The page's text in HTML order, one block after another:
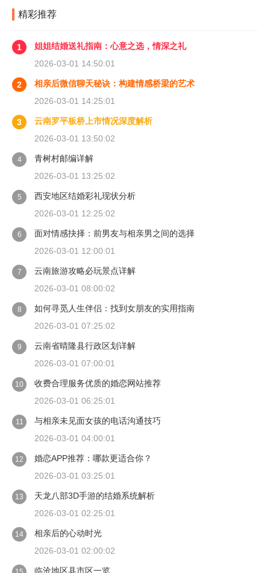
精彩推荐
1
姐姐结婚送礼指南：心意之选，情深之礼
2026-03-01 14:50:01
2
相亲后微信聊天秘诀：构建情感桥梁的艺术
2026-03-01 14:25:01
3
云南罗平板桥上市情况深度解析
2026-03-01 13:50:02
4
青树村邮编详解
2026-03-01 13:25:02
5
西安地区结婚彩礼现状分析
2026-03-01 12:25:02
6
面对情感抉择：前男友与相亲男之间的选择
2026-03-01 12:00:01
7
云南旅游攻略必玩景点详解
2026-03-01 08:00:02
8
如何寻觅人生伴侣：找到女朋友的实用指南
2026-03-01 07:25:02
9
云南省晴隆县行政区划详解
2026-03-01 07:00:01
10
收费合理服务优质的婚恋网站推荐
2026-03-01 06:25:01
11
与相亲未见面女孩的电话沟通技巧
2026-03-01 04:00:01
12
婚恋APP推荐：哪款更适合你？
2026-03-01 03:25:01
13
天龙八部3D手游的结婚系统解析
2026-03-01 02:25:01
14
相亲后的心动时光
2026-03-01 02:00:02
临沧地区县市区一览